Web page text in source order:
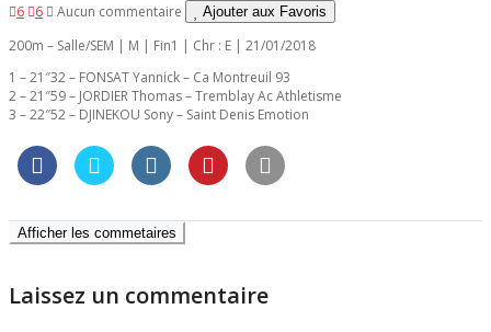
6
6 Aucun commentaire Ajouter aux Favoris
200m – Salle/SEM | M | Fin1 | Chr : E | 21/01/2018
1 – 21″32 – FONSAT Yannick – Ca Montreuil 93
2 – 21″59 – JORDIER Thomas – Tremblay Ac Athletisme
3 – 22″52 – DJINEKOU Sony – Saint Denis Emotion
Afficher les commetaires
Laissez un commentaire